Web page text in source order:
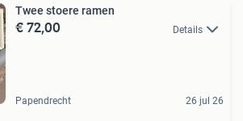
Twee stoere ramen
€ 72,00 Details
Papendrecht 26 jul 26